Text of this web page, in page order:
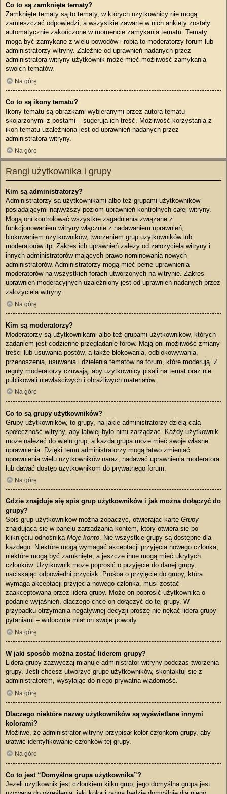
Co to są zamknięte tematy?
Zamknięte tematy są to tematy, w których użytkownicy nie mogą
zamieszczać odpowiedzi, a wszystkie zawarte w nich ankiety zostały
automatycznie zakończone w momencie zamykania tematu. Tematy
mogą być zamykane z wielu powodów i robią to moderatorzy forum lub
administratorzy witryny. Zależnie od uprawnień nadanych przez
administratora witryny użytkownik może mieć możliwość zamykania
swoich tematów.
Na górę
Co to są ikony tematu?
Ikony tematu są obrazkami wybieranymi przez autora tematu
skojarzonymi z postami – sugerują ich treść. Możliwość korzystania z
ikon tematu uzależniona jest od uprawnień nadanych przez
administratora witryny.
Na górę
Rangi użytkownika i grupy
Kim są administratorzy?
Administratorzy są użytkownikami albo też grupami użytkowników
posiadającymi najwyższy poziom uprawnień kontrolnych całej witryny.
Mogą oni kontrolować wszystkie zagadnienia związane z
funkcjonowaniem witryny włącznie z nadawaniem uprawnień,
blokowaniem użytkowników, tworzeniem grup użytkowników lub
moderatorów itp. Zakres ich uprawnień zależy od założyciela witryny i
innych administratorów mających prawo nominowania nowych
administratorów. Administratorzy mogą mieć pełne uprawnienia
moderatorów na wszystkich forach utworzonych na witrynie. Zakres
uprawnień moderacyjnych uzależniony jest od uprawnień nadanych przez
założyciela witryny.
Na górę
Kim są moderatorzy?
Moderatorzy są użytkownikami albo też grupami użytkowników, których
zadaniem jest codzienne przeglądanie forów. Mają oni możliwość zmiany
treści lub usuwania postów, a także blokowania, odblokowywania,
przenoszenia, usuwania i dzielenia tematów na forum, które moderują. Z
reguły moderatorzy czuwają, aby użytkownicy pisali na temat oraz nie
publikowali niewłaściwych i obraźliwych materiałów.
Na górę
Co to są grupy użytkowników?
Grupy użytkowników, to grupy, na jakie administratorzy dzielą całą
społeczność witryny, aby łatwiej było nimi zarządzać. Każdy użytkownik
może należeć do wielu grup, a każda grupa może mieć swoje własne
uprawnienia. Dzięki temu administratorzy mogą łatwo zmieniać
uprawnienia wielu użytkowników naraz, nadawać uprawnienia moderatora
lub dawać dostęp użytkownikom do prywatnego forum.
Na górę
Gdzie znajduje się spis grup użytkowników i jak można dołączyć do
grupy?
Spis grup użytkowników można zobaczyć, otwierając kartę Grupy
znajdującą się w panelu zarządzania kontem, który otwiera się po
kliknięciu odnośnika Moje konto. Nie wszystkie grupy są dostępne dla
każdego. Niektóre mogą wymagać akceptacji przyjęcia nowego członka,
niektóre mogą być zamknięte, a jeszcze inne mogą mieć ukrytych
członków. Użytkownik może poprosić o przyjęcie do danej grupy,
naciskając odpowiedni przycisk. Prośba o przyjęcie do grupy, która
wymaga akceptacji przyjęcia nowego członka, musi zostać
zaakceptowana przez lidera grupy. Może on poprosić użytkownika o
podanie wyjaśnień, dlaczego chce on dołączyć do tej grupy. W
przypadku otrzymania negatywnej decyzji proszę nie nękać lidera grupy
pytaniami – widocznie miał on swoje powody.
Na górę
W jaki sposób można zostać liderem grupy?
Lidera grupy zazwyczaj mianuje administrator witryny podczas tworzenia
grupy. Jeśli chcesz utworzyć grupę użytkowników, skontaktuj się z
administratorem, wysyłając do niego prywatną wiadomość.
Na górę
Dlaczego niektóre nazwy użytkowników są wyświetlane innymi
kolorami?
Możliwe, że administrator witryny przypisał kolor członkom grupy, aby
ułatwić identyfikowanie członków tej grupy.
Na górę
Co to jest “Domyślna grupa użytkownika”?
Jeżeli użytkownik jest członkiem kilku grup, jego domyślna grupa jest